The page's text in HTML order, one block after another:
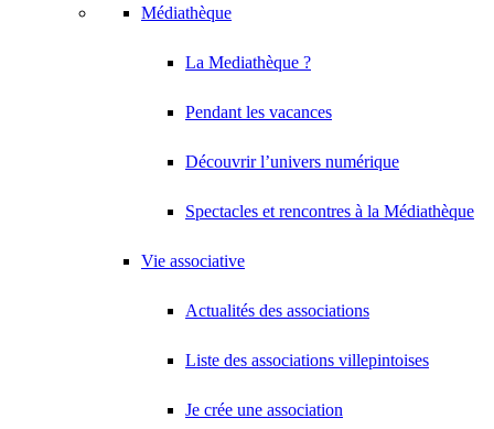
Médiathèque
La Mediathèque ?
Pendant les vacances
Découvrir l’univers numérique
Spectacles et rencontres à la Médiathèque
Vie associative
Actualités des associations
Liste des associations villepintoises
Je crée une association